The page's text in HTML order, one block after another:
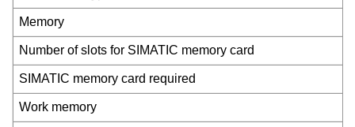
Memory
Number of slots for SIMATIC memory card
SIMATIC memory card required
Work memory